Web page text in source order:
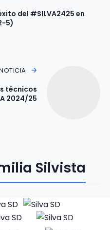
del #SILVA2425 en
5)
técnicos
2024/25
Silvista